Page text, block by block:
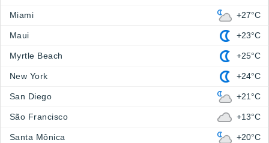
Miami +27°C
Maui +23°C
Myrtle Beach +25°C
New York +24°C
San Diego +21°C
São Francisco +13°C
Santa Mônica +20°C